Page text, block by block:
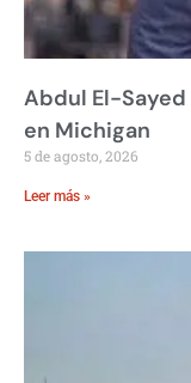
Abdul El-
en Michigan
5 de agosto, 2026
Leer más »